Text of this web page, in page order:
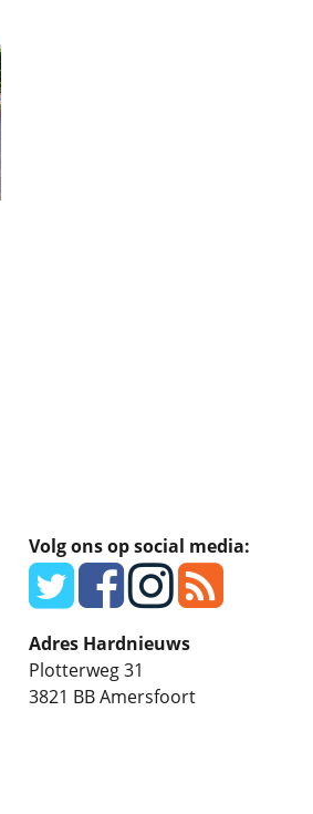
Volg ons op social media:
Adres Hardnieuws
Plotterweg 31
3821 BBAmersfoort